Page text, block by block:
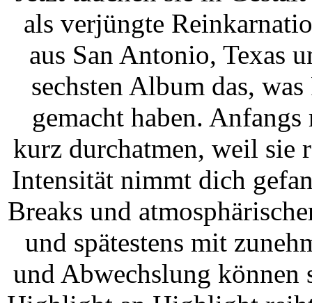
als verjüngte
aus San Antonio, Texas
sechsten Album das,
gemacht haben.
kurz durchatmen, weil sie
Intensität nimmt dich
Breaks und
und spätestens mit
und Abwechslung können